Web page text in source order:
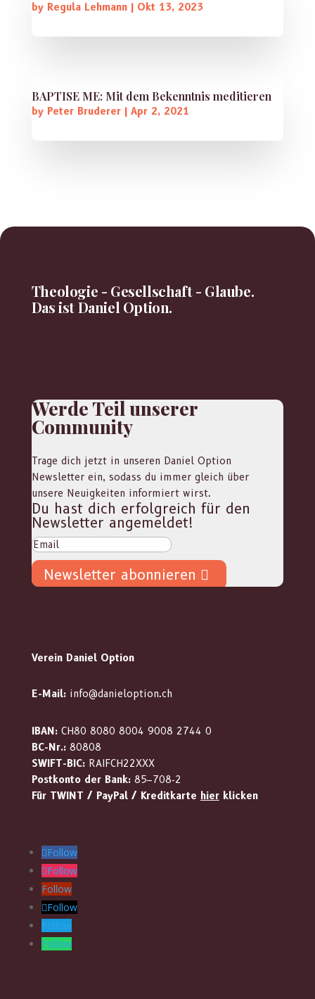
by Regula Lehmann| Okt 13, 2023
BAPTISE ME: Mit dem Bekenntnis meditieren
by Peter Bruderer| Apr 2, 2021
Theologie - Gesellschaft - Glaube.
Das ist Daniel Option.
Werde Teil unserer
Community
Trage dich jetzt in unseren Daniel Option
Newsletter ein, sodass du immer gleich über
unsere Neuigkeiten informiert wirst.
Du hast dich erfolgreich für den
Newsletter angemeldet!
Newsletter abonnieren
Verein Daniel Option
E-Mail: info@danieloption.ch
IBAN:CH80 8080 8004 9008 2744 0
BC-Nr.:80808
SWIFT-BIC:RAIFCH22XXX
Postkonto der Bank:85–708‑2
Für TWINT / PayPal / Kreditkarte hierklicken
Follow
Follow
Follow
Follow
Follow
Follow